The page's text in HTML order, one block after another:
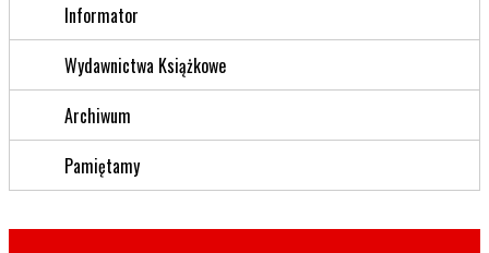
Informator
Wydawnictwa Książkowe
Archiwum
Pamiętamy